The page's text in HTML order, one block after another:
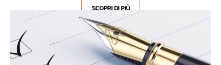
SCOPRI DI PIÙ